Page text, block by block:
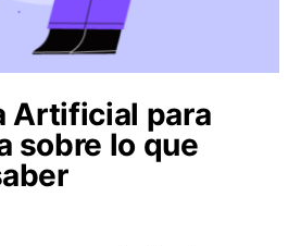
Artificial para
sobre lo que